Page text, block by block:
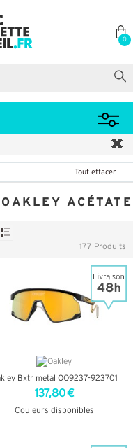
0
Tout effacer
ACÉTATE
177 Produits
Bxtr metal OO9237-923701
137,80 €
Couleurs disponibles